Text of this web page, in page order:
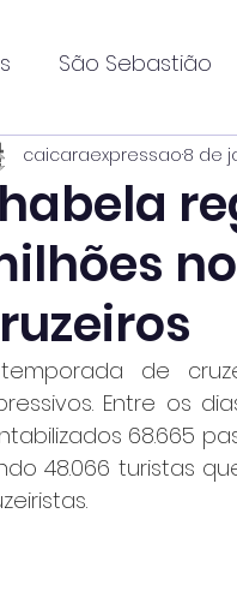
São Sebastião
Itanhaém
caicaraexpressao8 de
de
Entre os
68.665
48.066 turistas